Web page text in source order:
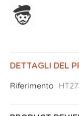
DETTAGLI DEL
Riferimento